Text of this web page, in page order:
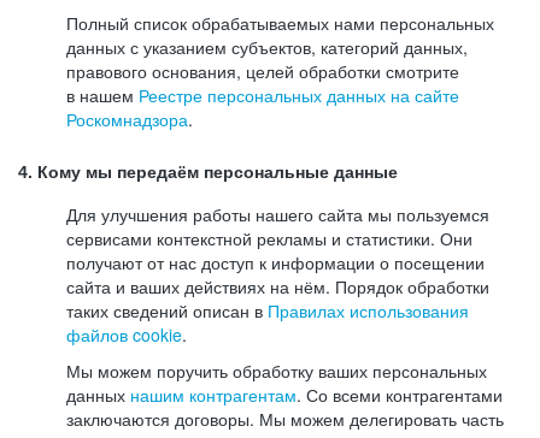
Полный список обрабатываемых нами персональных
данных с указанием субъектов, категорий данных,
правового основания, целей обработки смотрите
в нашем Реестре персональных данных на сайте
Роскомнадзора.
4. Кому мы передаём персональные данные
Для улучшения работы нашего сайта мы пользуемся
сервисами контекстной рекламы и статистики. Они
получают от нас доступ к информации о посещении
сайта и ваших действиях на нём. Порядок обработки
таких сведений описан в Правилах использования
файлов cookie.
Мы можем поручить обработку ваших персональных
данных нашим контрагентам. Со всеми контрагентами
заключаются договоры. Мы можем делегировать часть